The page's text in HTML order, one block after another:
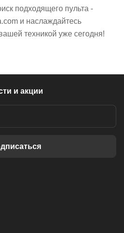
подходящего пульта -
и наслаждайтесь
техникой уже сегодня!
и акции